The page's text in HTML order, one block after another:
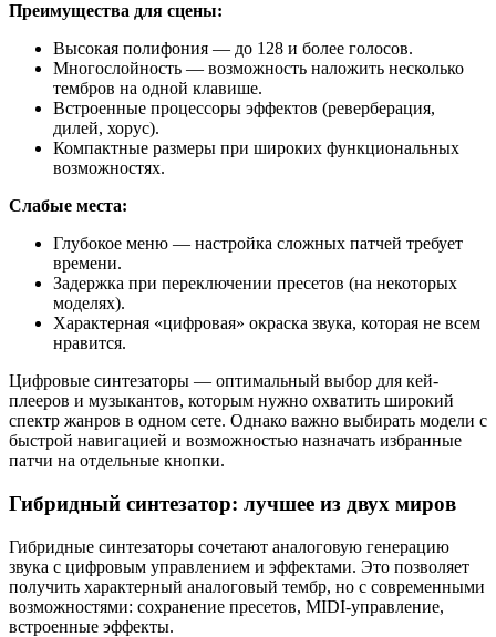
Преимущества для сцены:
Высокая полифония — до 128 и более голосов.
Многослойность — возможность наложить несколько
тембров на одной клавише.
Встроенные процессоры эффектов (реверберация,
дилей, хорус).
Компактные размеры при широких функциональных
возможностях.
Слабые места:
Глубокое меню — настройка сложных патчей требует
времени.
Задержка при переключении пресетов (на некоторых
моделях).
Характерная «цифровая» окраска звука, которая не всем
нравится.
Цифровые синтезаторы — оптимальный выбор для кей-
плееров и музыкантов, которым нужно охватить широкий
спектр жанров в одном сете. Однако важно выбирать модели с
быстрой навигацией и возможностью назначать избранные
патчи на отдельные кнопки.
Гибридный синтезатор: лучшее из двух миров
Гибридные синтезаторы сочетают аналоговую генерацию
звука с цифровым управлением и эффектами. Это позволяет
получить характерный аналоговый тембр, но с современными
возможностями: сохранение пресетов, MIDI-управление,
встроенные эффекты.